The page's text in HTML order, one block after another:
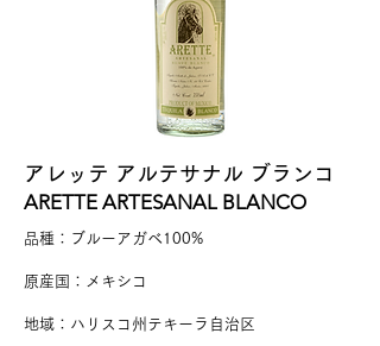
アレッテ アルテサナル ブランコ
ARETTE ARTESANAL BLANCO
品種：ブルーアガベ100%
原産国：メキシコ
地域：ハリスコ州テキーラ自治区